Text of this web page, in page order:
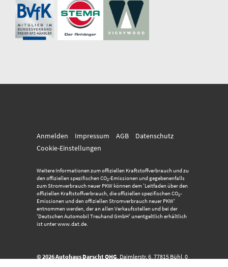
Anmelden Impressum AGB
Datenschutz
Cookie-Einstellungen
Weitere Informationen zum offiziellen Kraftstoffverbrauch und zu
den offiziellen spezifischen CO2-Emissionen und gegebenenfalls
zum Stromverbrauch neuer PKW können dem 'Leitfaden über den
offiziellen Kraftstoffverbrauch, die offiziellen spezifischen CO2-
Emissionen und den offiziellen Stromverbrauch neuer PKW'
entnommen werden, der an allen Verkaufsstellen und bei der
'Deutschen Automobil Treuhand GmbH' unentgeltlich erhältlich
ist unter www.dat.de.
© 2026Autohaus Darscht OHG, Daimlerstr. 6,77815 Bühl,0